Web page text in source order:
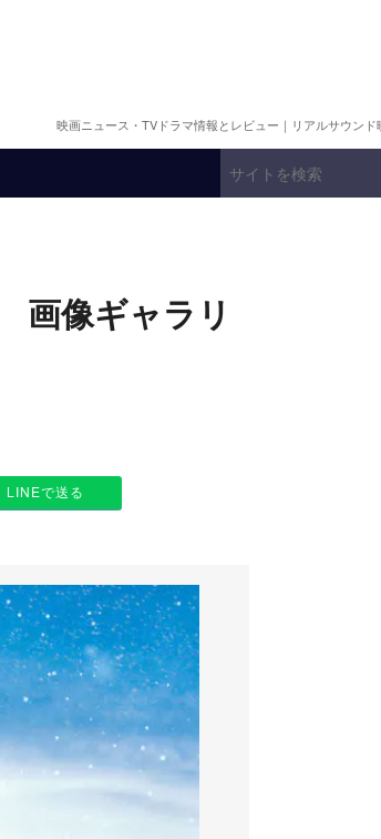
映画ニュース・TVドラマ情報とレビュー｜リアルサウンド
画像ギャラリ
LINEで送る